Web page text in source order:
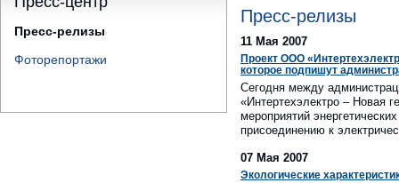
Пресс-релизы
Фоторепортажи
Пресс-релизы
11 Мая 2007
Проект ООО
которое подпишут
Сегодня между
«Интертехэлектро – Новая
мероприятий
присоединению к
07 Мая 2007
Экологические